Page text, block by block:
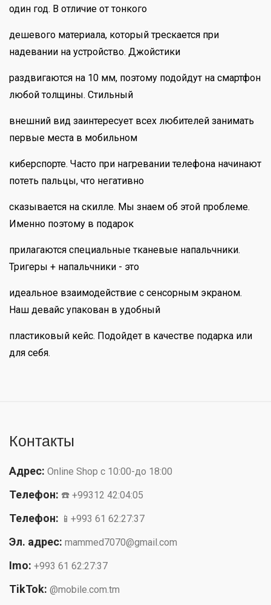
один год. В отличие от тонкого
дешевого материала, который трескается при
надевании на устройство. Джойстики
раздвигаются на 10 мм, поэтому подойдут на смартфон
любой толщины. Стильный
внешний вид заинтересует всех любителей занимать
первые места в мобильном
киберспорте. Часто при нагревании телефона начинают
потеть пальцы, что негативно
сказывается на скилле. Мы знаем об этой проблеме.
Именно поэтому в подарок
прилагаются специальные тканевые напальчники.
Тригеры + напальчники - это
идеальное взаимодействие с сенсорным экраном.
Наш девайс упакован в удобный
пластиковый кейс. Подойдет в качестве подарка или
для себя.
Контакты
Адрес: Online Shop с 10:00-до 18:00
Телефон: ☎️ +99312 42:04:05
Телефон: 📱+993 61 62:27:37
Эл. адрес: mammed7070@gmail.com
Imo: +993 61 62:27:37
TikTok: @mobile.com.tm